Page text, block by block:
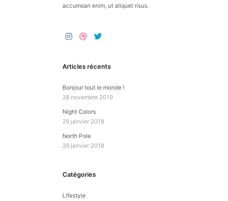
accumsan enim, ut aliquet risus.
Articles récents
Bonjour tout le monde !
28 novembre 2019
Night Colors
29 janvier 2018
North Pole
29 janvier 2018
Catégories
Lifestyle